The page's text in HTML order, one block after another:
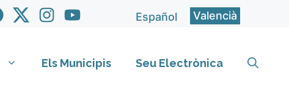
Español Valencià
Els Municipis Seu Electrònica